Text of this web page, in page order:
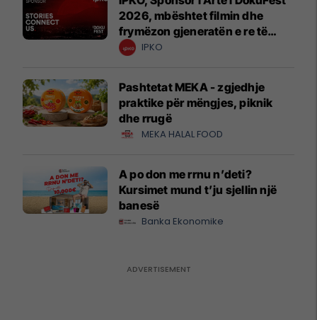
2026, mbështet filmin dhe
frymëzon gjeneratën e re të
krijuesve
IPKO
Pashtetat MEKA - zgjedhje
praktike për mëngjes, piknik
dhe rrugë
MEKA HALAL FOOD
A po don me rrnu n’deti?
Kursimet mund t’ju sjellin një
banesë
Banka Ekonomike